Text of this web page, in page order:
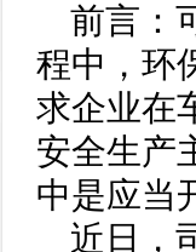
前言：
程中，环
求企业在
安全生产
中是应当
近日，